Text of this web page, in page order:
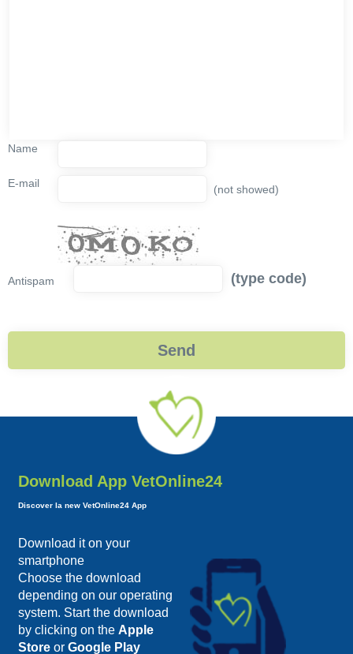
Name
E-mail (not showed)
Antispam (type code)
Download App VetOnline24
Discover la new VetOnline24 App
Download it on your
smartphone
Choose the download
depending on our operating
system. Start the download
by clicking on the Apple
Storeor Google Play